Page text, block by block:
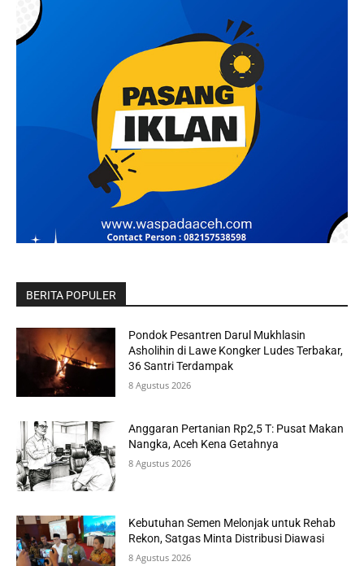
BERITA POPULER
Pondok Pesantren Darul Mukhlasin
Asholihin di Lawe Kongker Ludes Terbakar,
36 Santri Terdampak
8 Agustus 2026
Anggaran Pertanian Rp2,5 T: Pusat Makan
Nangka, Aceh Kena Getahnya
8 Agustus 2026
Kebutuhan Semen Melonjak untuk Rehab
Rekon, Satgas Minta Distribusi Diawasi
8 Agustus 2026